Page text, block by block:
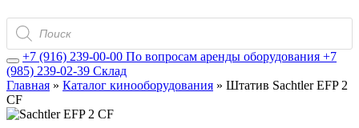
Поиск
товаров
+7 (916) 239-00-00 По вопросам аренды оборудования +7
(985) 239-02-39 Склад
Главная » Каталог кинооборудования » Штатив Sachtler EFP 2
CF